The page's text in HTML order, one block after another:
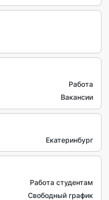
Работа
Вакансии
Екатеринбург
Работа студентам
Свободный график